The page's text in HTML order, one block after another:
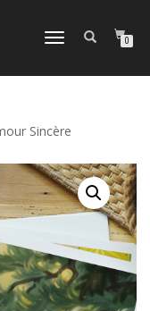
DÉPLIER/REPLIER
0
Sincère